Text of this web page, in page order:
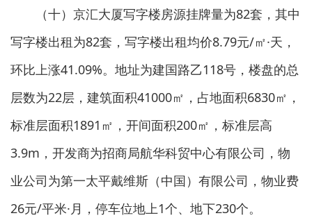
（十）京汇大厦写字楼房源挂牌量为82套，其中
写字楼出租为82套，写字楼出租均价8.79元/㎡·天，
环比上涨41.09%。地址为建国路乙118号，楼盘的总
层数为22层，建筑面积41000㎡，占地面积6830㎡，
标准层面积1891㎡，开间面积200㎡，标准层高
3.9m，开发商为招商局航华科贸中心有限公司，物
业公司为第一太平戴维斯（中国）有限公司，物业费
26元/平米·月，停车位地上1个、地下230个。